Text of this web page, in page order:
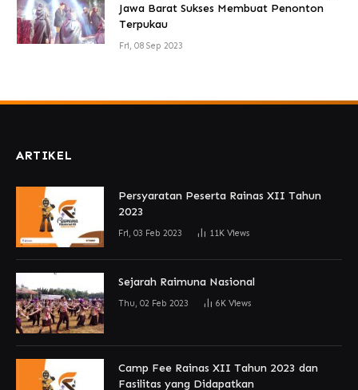
Jawa Barat Sukses Membuat Penonton
Terpukau
Fri, 08 Sep 2023
ARTIKEL
Persyaratan Peserta Rainas XII Tahun
2023
Fri, 03 Feb 2023 11K Views
Sejarah Raimuna Nasional
Thu, 02 Feb 2023 6K Views
Camp Fee Rainas XII Tahun 2023 dan
Fasilitas yang Didapatkan